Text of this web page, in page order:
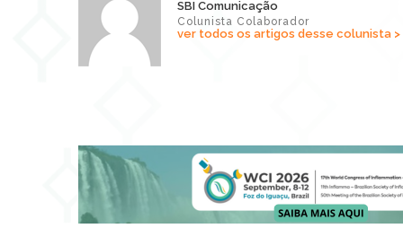
SBI Comunicação
Colunista Colaborador
ver todos os artigos desse colunista >